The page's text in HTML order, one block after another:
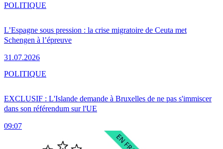
L’Espagne sous pression : la crise migratoire de Ceuta met
Schengen à l’épreuve
31.07.2026
POLITIQUE
EXCLUSIF : L'Islande demande à Bruxelles de ne pas s'immiscer
dans son référendum sur l'UE
09:07
POLITIQUE